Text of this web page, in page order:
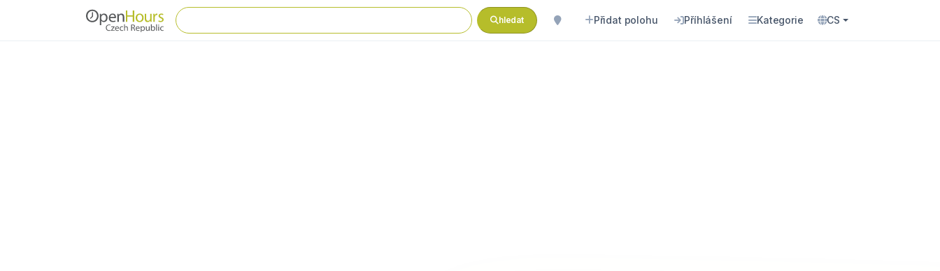
hledat Přidat polohu Příhlášení Kategorie CS